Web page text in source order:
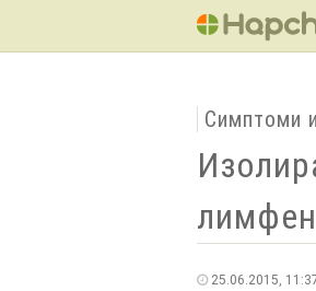
Симптоми
25.06.2015,